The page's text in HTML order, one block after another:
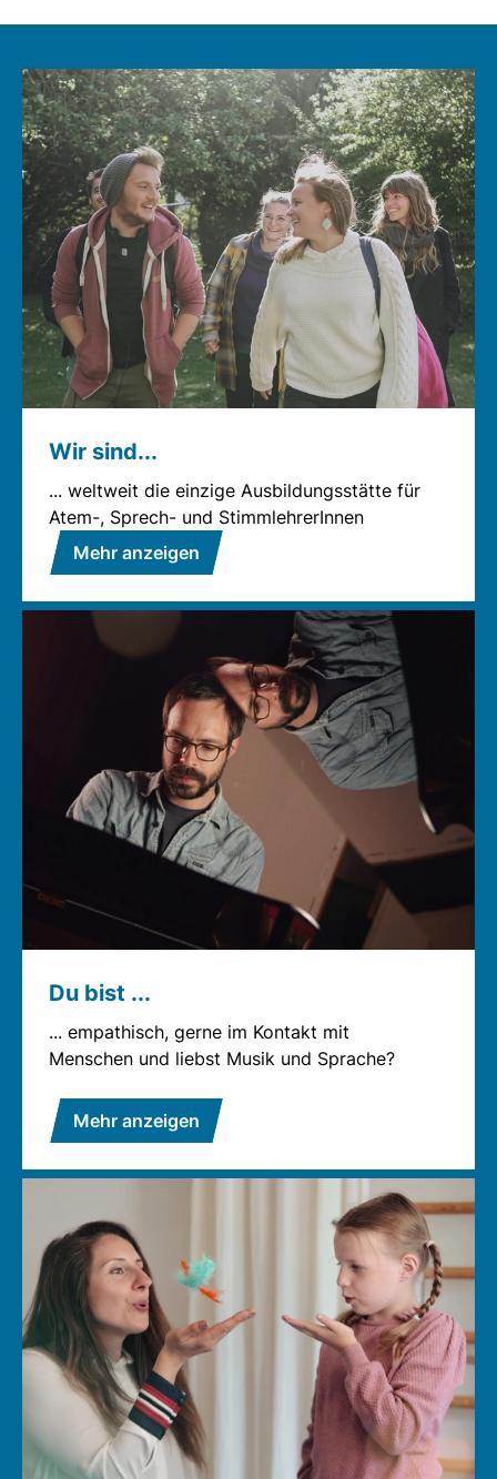
Wir sind...
... weltweit die einzige Ausbildungsstätte für
Atem-, Sprech- und StimmlehrerInnen
Mehr anzeigen
Du bist ...
... empathisch, gerne im Kontakt mit
Menschen und liebst Musik und Sprache?
Mehr anzeigen